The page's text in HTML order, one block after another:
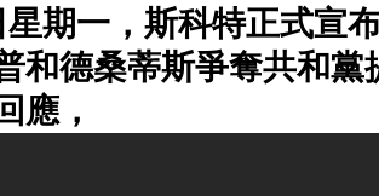
星期一，斯科特正式宣
和德桑蒂斯爭奪共和黨
應，